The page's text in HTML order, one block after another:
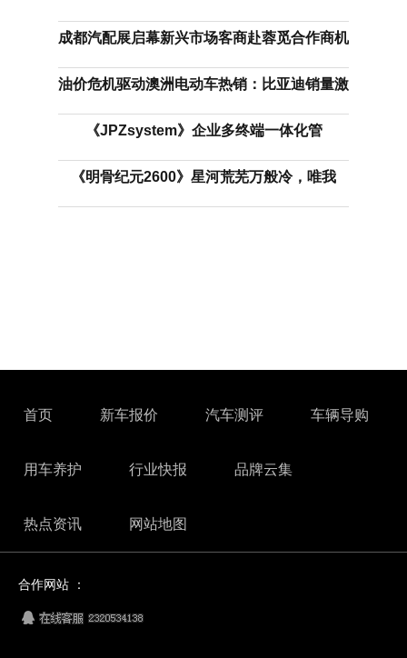
成都汽配展启幕新兴市场客商赴蓉觅合作商机
油价危机驱动澳洲电动车热销：比亚迪销量激
《JPZsystem》企业多终端一体化管
《明骨纪元2600》星河荒芜万般冷，唯我
首页 新车报价 汽车测评 车辆导购
用车养护 行业快报 品牌云集
热点资讯 网站地图
合作网站 ：